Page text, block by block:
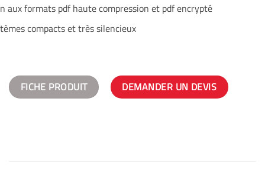
aux formats pdf haute compression et pdf encrypté
compacts et très silencieux
FICHE PRODUIT DEMANDER UN DEVIS